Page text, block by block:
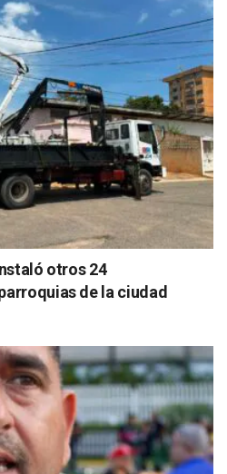
otros 24
de la ciudad